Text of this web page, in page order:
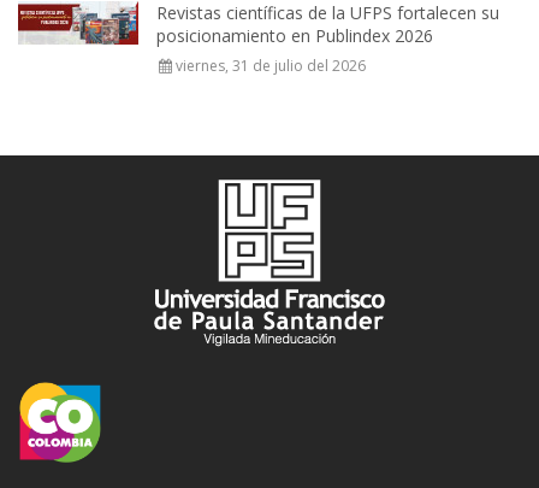
Revistas científicas de la UFPS fortalecen su
posicionamiento en Publindex 2026
viernes, 31 de julio del 2026